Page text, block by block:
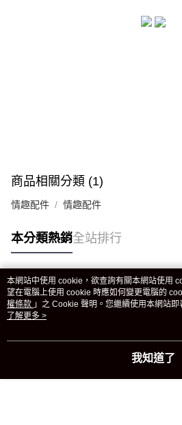
商品相關分類 (1)
情趣配件 情趣配件
本分類熱銷全站排行
熱門標籤
本網站中使用 cookie，欲查詢有關本網站使用
望在電腦上使用 cookie 時應如何變更電腦的
權條款 」之 Cookie 聲明。您繼續使用本網站
用條款之 Cookie 聲明使用 cookie。
了解更多 >
我知道了